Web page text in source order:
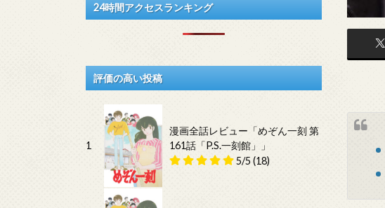
24時間アクセスランキング
評価の高い投稿
1
漫画全話レビュー「めぞん一刻 第
161話「P.S.一刻館」」
5/5 (18)